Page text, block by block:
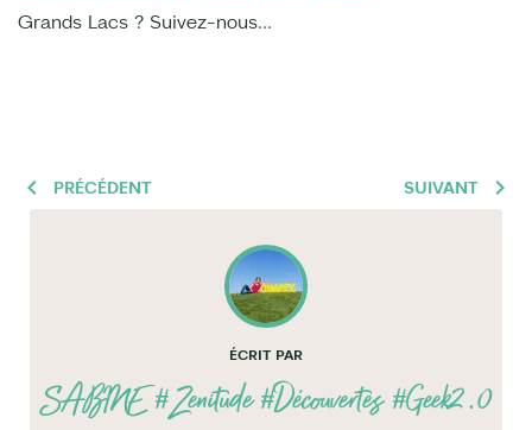
Grands Lacs ? Suivez-nous...
PRÉCÉDENT SUIVANT
ÉCRIT PAR
SABINE#Zenitude #Découvertes #Geek2.0